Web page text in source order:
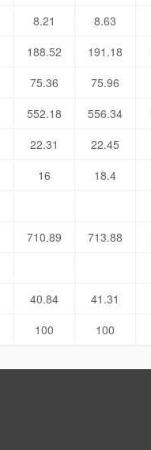
8.21 8.63
188.52 191.18
75.36 75.96
552.18 556.34
22.31 22.45
16 18.4
710.89 713.88
40.84 41.31
100 100